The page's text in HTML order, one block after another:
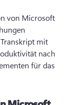
von Microsoft
mit
nach
für das